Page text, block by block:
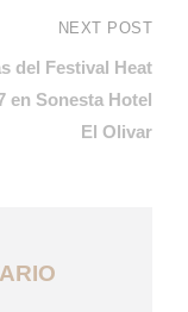
NEXT POST
del Festival Heat
en Sonesta Hotel
El Olivar